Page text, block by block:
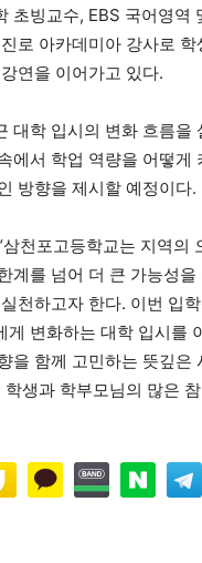
초빙교수, EBS 국어영역
로 아카데미아 강사로
연을 이어가고 있다.
대학 입시의 변화 흐름을
에서 학업 역량을 어떻게
방향을 제시할 예정이다.
천포고등학교는 지역의
계를 넘어 더 큰 가능성을
천하고자 한다. 이번 입
게 변화하는 대학 입시를
을 함께 고민하는 뜻깊은
생과 학부모님의 많은